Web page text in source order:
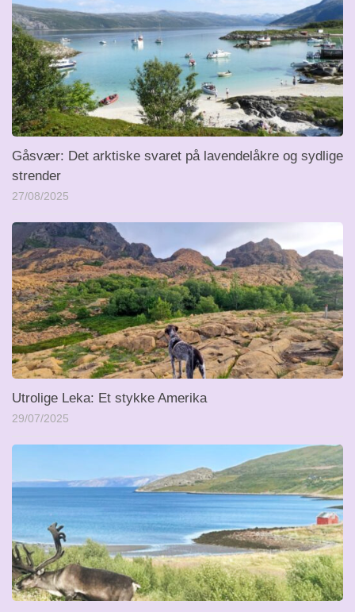
Gåsvær: Det arktiske svaret på lavendelåkre og sydlige
strender
27/08/2025
Utrolige Leka: Et stykke Amerika
29/07/2025